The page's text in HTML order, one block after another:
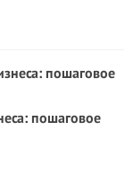
пошаговое